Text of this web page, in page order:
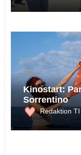
Film
Kinostart:
Sorrentino
Redaktion